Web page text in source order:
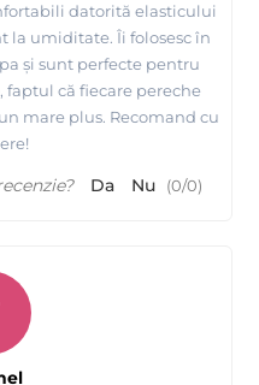
datorită elasticului
la umiditate. Îi folosesc în
și sunt perfecte pentru
faptul că fiecare pereche
mare plus. Recomand cu
Da Nu (0/0)